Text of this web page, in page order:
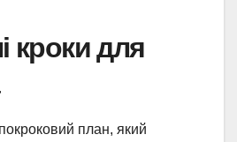
кроки для
план, який